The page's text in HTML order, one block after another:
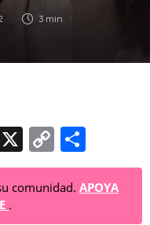
3 min
X
C
o
p
o
m
comunidad. APOYA
.